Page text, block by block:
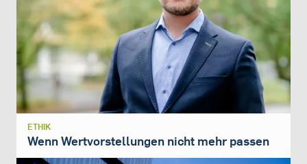
ETHIK
Wenn Wertvorstellungen nicht mehr passen